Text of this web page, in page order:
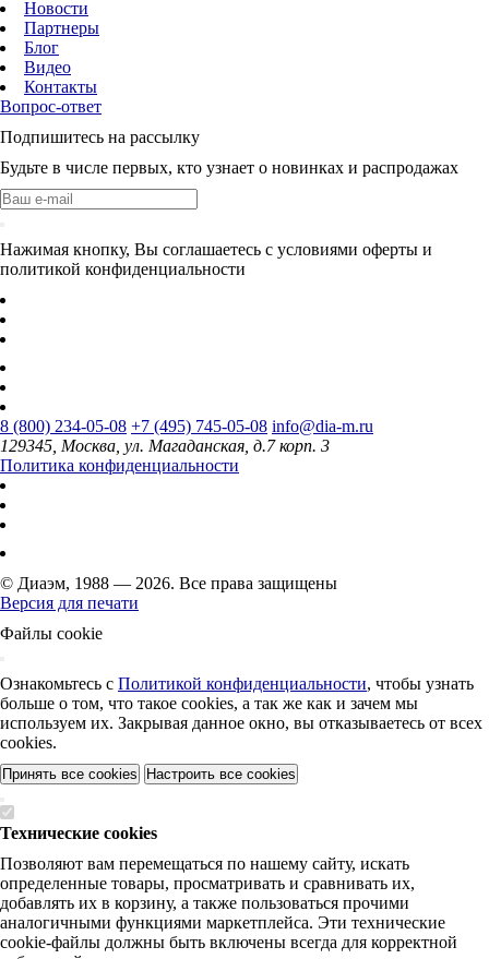
Новости
Партнеры
Блог
Видео
Контакты
Вопрос-ответ
Подпишитесь на рассылку
Будьте в числе первых, кто узнает о новинках и распродажах
Нажимая кнопку, Вы соглашаетесь с условиями оферты и
политикой конфиденциальности
8 (800) 234-05-08 +7 (495) 745-05-08 info@dia-m.ru
129345, Москва, ул. Магаданская, д.7 корп. 3
Политика конфиденциальности
© Диаэм, 1988 — 2026. Все права защищены
Версия для печати
Файлы cookie
Ознакомьтесь с Политикой конфиденциальности, чтобы узнать
больше о том, что такое cookies, а так же как и зачем мы
используем их. Закрывая данное окно, вы отказываетесь от всех
cookies.
Принять все cookies Настроить все cookies
Технические cookies
Позволяют вам перемещаться по нашему сайту, искать
определенные товары, просматривать и сравнивать их,
добавлять их в корзину, а также пользоваться прочими
аналогичными функциями маркетплейса. Эти технические
cookie-файлы должны быть включены всегда для корректной